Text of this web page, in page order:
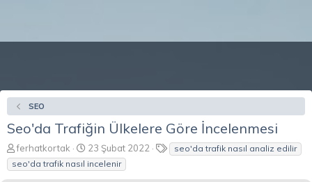
SEO
Seo'da Trafiğin Ülkelere Göre İncelenmesi
K
o
n
ferhatkortak
B
a
ş
23 Şubat 2022
E seo'da trafik nasıl analiz edilir
seo'da trafik nasıl incelenir